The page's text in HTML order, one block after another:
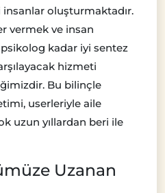
oluşturmaktadır.
vermek ve insan
kadar iyi sentez
hizmeti
Bu bilinçle
userleriyle aile
uzun yıllardan beri ile
Uzanan